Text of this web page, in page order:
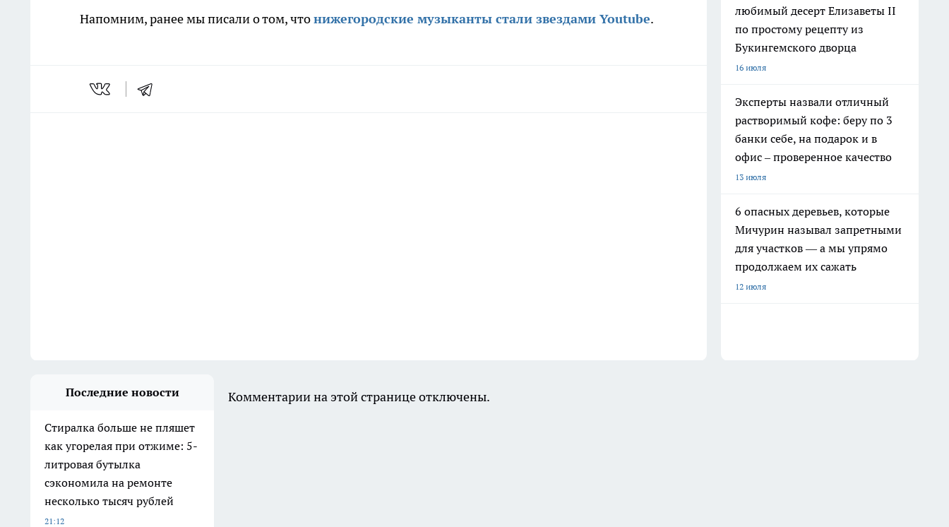
Напомним, ранее мы писали о том, чтонижегородские музыканты стали звездами Youtube.
любимый десерт Елизаветы II
по простому рецепту из
Букингемского дворца
16 июля
Эксперты назвали отличный
растворимый кофе: беру по 3
банки себе, на подарок и в
офис – проверенное качество
13 июля
6 опасных деревьев, которые
Мичурин называл запретными
для участков — а мы упрямо
продолжаем их сажать
12 июля
Последние новости
Стиралка больше не пляшет
как угорелая при отжиме: 5-
литровая бутылка
сэкономила на ремонте
несколько тысяч рублей
21:12
Комментарии на этой странице отключены.